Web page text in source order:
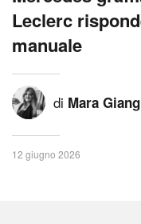
Leclerc
manuale
di Mara
12 giugno 2026